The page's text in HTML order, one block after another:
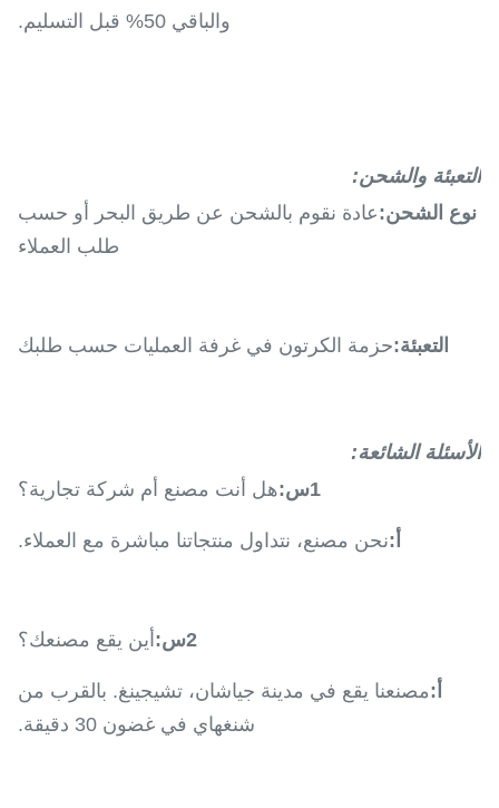
والباقي 50% قبل التسليم.
التعبئة والشحن:
نوع الشحن:عادة نقوم بالشحن عن طريق البحر أو حسب
طلب العملاء
التعبئة:حزمة الكرتون في غرفة العمليات حسب طلبك
الأسئلة الشائعة:
1س:
هل أنت مصنع أم شركة تجارية؟
أ:نحن مصنع، نتداول منتجاتنا مباشرة مع العملاء.
2س: أين يقع مصنعك؟
أ:مصنعنا يقع في مدينة جياشان، تشيجينغ. بالقرب من
شنغهاي في غضون 30 دقيقة.